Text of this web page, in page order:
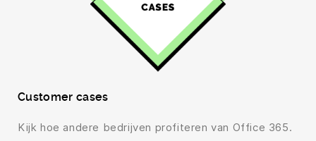
Customer cases
Kijk hoe andere bedrijven profiteren van Office 365.